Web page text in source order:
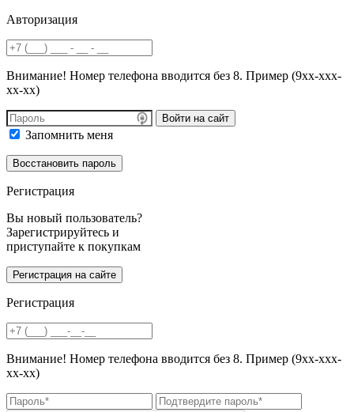
Авторизация
Внимание! Номер телефона вводится без 8. Пример (9хх-ххх-
хх-хх)
Войти на сайт
Запомнить меня
Регистрация
Вы новый пользователь?
Зарегистрируйтесь и
приступайте к покупкам
Регистрация
Внимание! Номер телефона вводится без 8. Пример (9хх-ххх-
хх-хх)